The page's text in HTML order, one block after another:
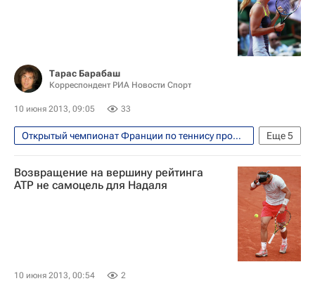
Тарас Барабаш
Корреспондент РИА Новости Спорт
10 июня 2013, 09:05 33
Еще5
Открытый чемпионат Франции по теннису прошел с 26 мая по 9 июня
Теннис
Спорт
Мультимедийный спортивный пакет
Возвращение на вершину рейтинга
ATP не самоцель для Надаля
10 июня 2013, 00:54 2